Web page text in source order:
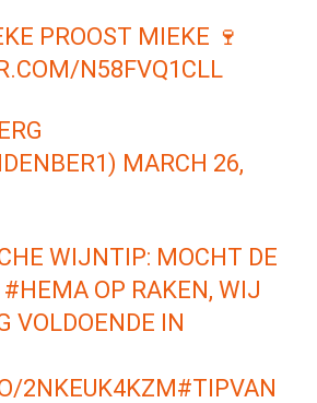
PROOST MIEKE 🍷
N58FVQ1CLL
MARCH 26,
WIJNTIP: MOCHT DE
#HEMA OP RAKEN, WIJ
VOLDOENDE IN
2NKEUK4KZM#TIPVAN